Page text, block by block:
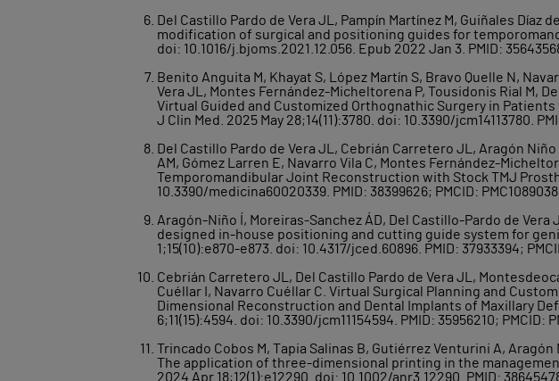
Del Castillo Pardo de Vera JL, Pampín Martínez M, Guiñales
modification of surgical and positioning guides for
doi: 10.1016/j.bjoms.2021.12.056. Epub 2022 Jan 3. PMID:
Benito Anguita M, Khayat S, López Martín S, Bravo Quelle N,
Vera JL, Montes Fernández-Micheltorena P, Tousidonis Rial M,
Virtual Guided and Customized Orthognathic Surgery in
J Clin Med. 2025 May 28;14(11):3780. doi: 10.3390/jcm14113780.
Del Castillo Pardo de Vera JL, Cebrián Carretero JL, Aragón
AM, Gómez Larren E, Navarro Vila C, Montes Fernández-
Temporomandibular Joint Reconstruction with Stock TMJ
10.3390/medicina60020339. PMID: 38399626; PMCID:
Aragón-Niño Í, Moreiras-Sanchez ÁD, Del Castillo-Pardo de
designed in-house positioning and cutting guide system for
1;15(10):e870-e873. doi: 10.4317/jced.60896. PMID: 37933394;
Cebrián Carretero JL, Del Castillo Pardo de Vera JL,
Cuéllar I, Navarro Cuéllar C. Virtual Surgical Planning and
Dimensional Reconstruction and Dental Implants of Maxillary
6;11(15):4594. doi: 10.3390/jcm11154594. PMID: 35956210; PMCID:
Trincado Cobos M, Tapia Salinas B, Gutiérrez Venturini A,
The application of three-dimensional printing in the
2024 Apr 18;12(1):e12290. doi: 10.1002/anr3.12290. PMID: